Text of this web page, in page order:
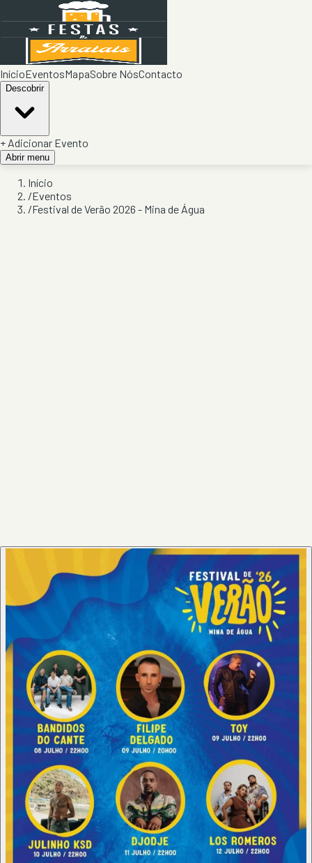
InícioEventosMapaSobre NósContacto
Descobrir
+ Adicionar Evento
Abrir menu
Início
/Eventos
/Festival de Verão 2026 - Mina de Água